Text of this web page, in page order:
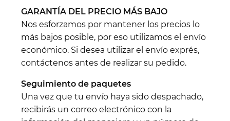
GARANTÍA DEL PRECIO MÁS BAJO
Nos esforzamos por mantener los precios lo
más bajos posible, por eso utilizamos el envío
económico. Si desea utilizar el envío exprés,
contáctenos antes de realizar su pedido.
Seguimiento de paquetes
Una vez que tu envío haya sido despachado,
recibirás un correo electrónico con la